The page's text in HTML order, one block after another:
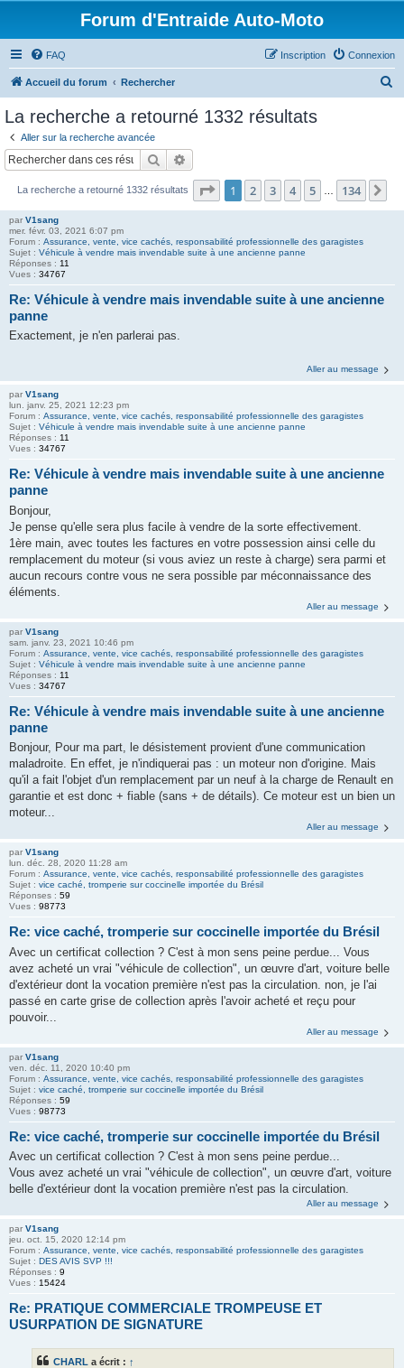
Forum d'Entraide Auto-Moto
FAQ Connexion
Inscription
Accueil du forum Rechercher
c
La recherche a retourné 1332 résultats
Aller sur la recherche avancée
Rechercher
La recherche a retourné 1332 résultats Page 1sur134
1 2 3 4 5 134
par V1sang
mer. févr. 03, 2021 6:07 pm
Forum : Assurance, vente, vice cachés, responsabilité professionnelle des garagistes
Sujet : Véhicule à vendre mais invendable suite à une ancienne panne
Réponses : 11
Vues : 34767
Re: Véhicule à vendre mais invendable suite à une ancienne
panne
Exactement, je n'en parlerai pas.
Aller au message
par V1sang
lun. janv. 25, 2021 12:23 pm
Forum : Assurance, vente, vice cachés, responsabilité professionnelle des garagistes
Sujet : Véhicule à vendre mais invendable suite à une ancienne panne
Réponses : 11
Vues : 34767
Re: Véhicule à vendre mais invendable suite à une ancienne
panne
Bonjour,
Je pense qu'elle sera plus facile à vendre de la sorte effectivement.
1ère main, avec toutes les factures en votre possession ainsi celle du
remplacement du moteur (si vous aviez un reste à charge) sera parmi et
aucun recours contre vous ne sera possible par méconnaissance des
éléments.
Aller au message
par V1sang
sam. janv. 23, 2021 10:46 pm
Forum : Assurance, vente, vice cachés, responsabilité professionnelle des garagistes
Sujet : Véhicule à vendre mais invendable suite à une ancienne panne
Réponses : 11
Vues : 34767
Re: Véhicule à vendre mais invendable suite à une ancienne
panne
Bonjour, Pour ma part, le désistement provient d'une communication
maladroite. En effet, je n'indiquerai pas : un moteur non d'origine. Mais
qu'il a fait l'objet d'un remplacement par un neuf à la charge de Renault en
garantie et est donc + fiable (sans + de détails). Ce moteur est un bien un
moteur...
Aller au message
par V1sang
lun. déc. 28, 2020 11:28 am
Forum : Assurance, vente, vice cachés, responsabilité professionnelle des garagistes
Sujet : vice caché, tromperie sur coccinelle importée du Brésil
Réponses : 59
Vues : 98773
Re: vice caché, tromperie sur coccinelle importée du Brésil
Avec un certificat collection ? C'est à mon sens peine perdue... Vous
avez acheté un vrai "véhicule de collection", un œuvre d'art, voiture belle
d'extérieur dont la vocation première n'est pas la circulation. non, je l'ai
passé en carte grise de collection après l'avoir acheté et reçu pour
pouvoir...
Aller au message
par V1sang
ven. déc. 11, 2020 10:40 pm
Forum : Assurance, vente, vice cachés, responsabilité professionnelle des garagistes
Sujet : vice caché, tromperie sur coccinelle importée du Brésil
Réponses : 59
Vues : 98773
Re: vice caché, tromperie sur coccinelle importée du Brésil
Avec un certificat collection ? C'est à mon sens peine perdue...
Vous avez acheté un vrai "véhicule de collection", un œuvre d'art, voiture
belle d'extérieur dont la vocation première n'est pas la circulation.
Aller au message
par V1sang
jeu. oct. 15, 2020 12:14 pm
Forum : Assurance, vente, vice cachés, responsabilité professionnelle des garagistes
Sujet : DES AVIS SVP !!!
Réponses : 9
Vues : 15424
Re: PRATIQUE COMMERCIALE TROMPEUSE ET
USURPATION DE SIGNATURE
CHARL a écrit : ↑